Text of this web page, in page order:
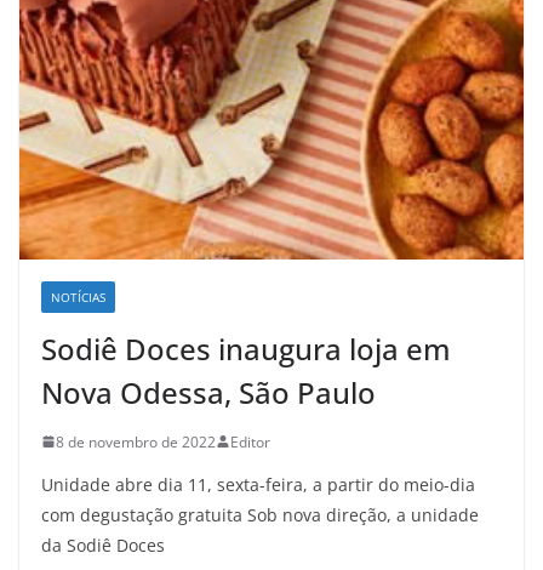
NOTÍCIAS
Sodiê Doces inaugura loja em
Nova Odessa, São Paulo
8 de novembro de 2022 Editor
Unidade abre dia 11, sexta-feira, a partir do meio-dia
com degustação gratuita Sob nova direção, a unidade
da Sodiê Doces